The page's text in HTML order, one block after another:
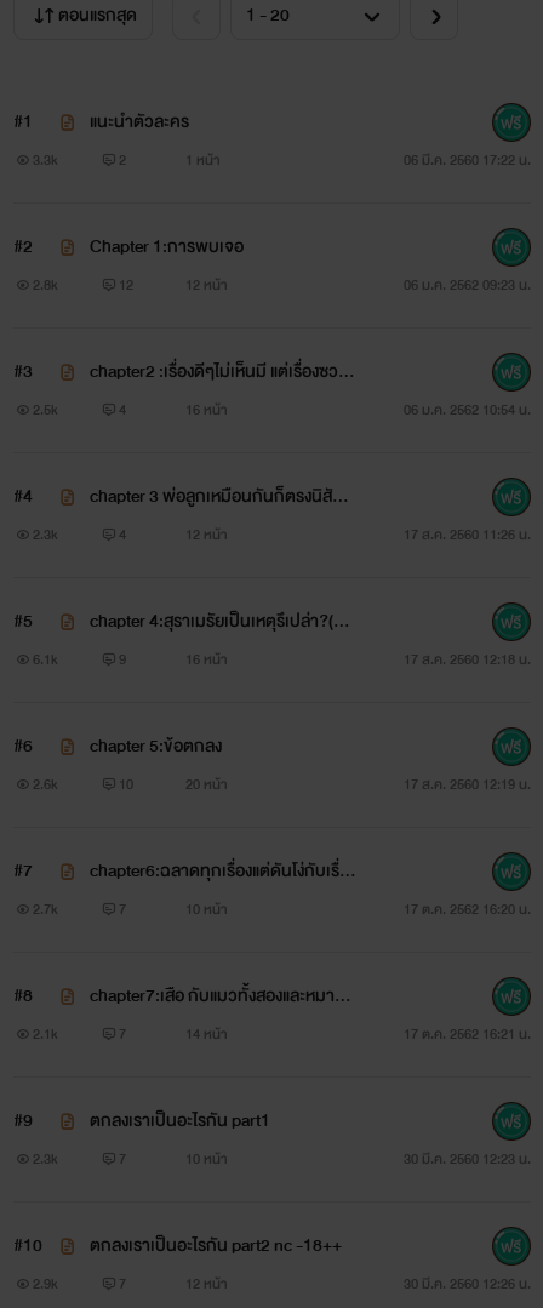
ตัวอย่างภาพจากซีรี่แมวดำแต่คนแต่งเอามาวาดใหม่ให้มันเป็น
พระเอก ขุน
นายเอก นิล
➖➖➖➖➖➖➖➖➖➖➖➖
"หึ ช่างกล้า😏"
ตอนแรกสุด
#1 แนะนำตัวละคร
3.3k 2 1 หน้า 06 มี.ค. 2560 17:22 น.
#2 Chapter 1:การพบเจอ
2.8k 12 12 หน้า 06 ม.ค. 2562 09:23 น.
#3
chapter2 :เรื่องดีๆไม่เห็นมี แต่เรื่องซวยๆ
ทำไมรัวเป็นชุดอย่างนี้
2.5k 4 16 หน้า 06 ม.ค. 2562 10:54 น.
#4
chapter 3 พ่อลูกเหมือนกันก็ตรงนิสัยเสี
ยนี่แหละ
2.3k 4 12 หน้า 17 ส.ค. 2560 11:26 น.
#5
chapter 4:สุราเมรัยเป็นเหตุรึเปล่า?(nc
กี่บวกดี?)
6.1k 9 16 หน้า 17 ส.ค. 2560 12:18 น.
#6 chapter 5:ข้อตกลง
2.6k 10 20 หน้า 17 ส.ค. 2560 12:19 น.
#7
chapter6:ฉลาดทุกเรื่องแต่ดันโง่กับเรื่อง
นี้ 100%
2.7k 7 10 หน้า 17 ต.ค. 2562 16:20 น.
#8
chapter7:เสือ กับแมวทั้งสองและหมาอีก
1 ตัว
2.1k 7 14 หน้า 17 ต.ค. 2562 16:21 น.
#9 ตกลงเราเป็นอะไรกัน part1
2.3k 7 10 หน้า 30 มี.ค. 2560 12:23 น.
#10 ตกลงเราเป็นอะไรกัน part2 nc -18++
2.9k 7 12 หน้า 30 มี.ค. 2560 12:26 น.